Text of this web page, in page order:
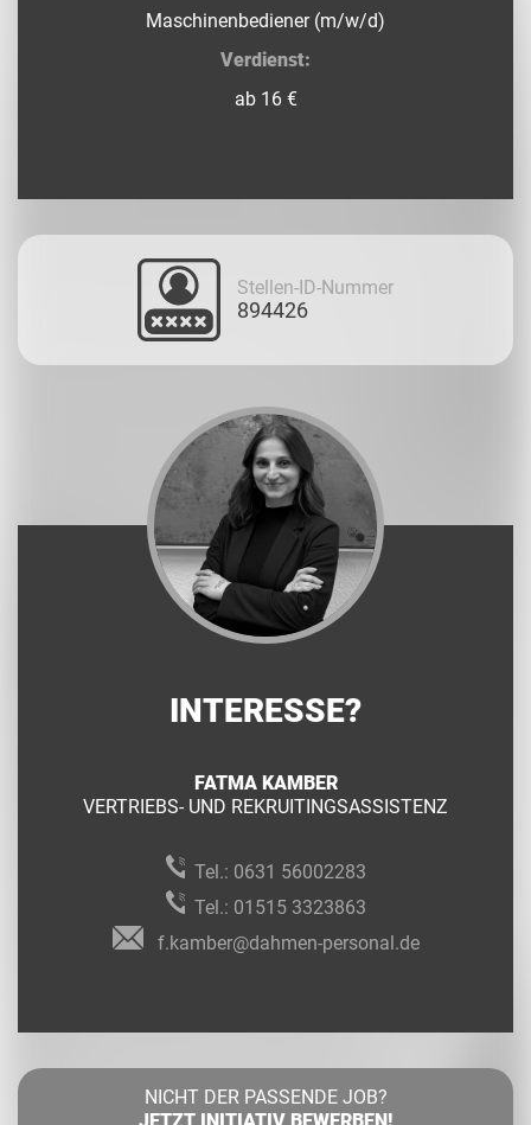
Maschinenbediener (m/w/d)
Verdienst:
ab 16 €
Stellen-ID-Nummer
894426
INTERESSE?
FATMA KAMBER
VERTRIEBS- UND REKRUITINGSASSISTENZ
Tel.: 0631 56002283
Tel.: 01515 3323863
f.kamber@dahmen-personal.de
NICHT DER PASSENDE JOB?